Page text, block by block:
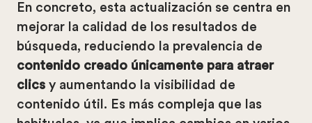
En concreto, esta actualización se centra en
mejorar la calidad de los resultados de
búsqueda, reduciendo la prevalencia de
contenido creado únicamente para atraer
clics y aumentando la visibilidad de
contenido útil. Es más compleja que las